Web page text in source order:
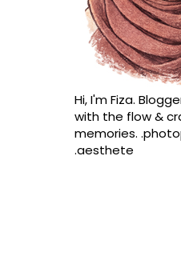
Hi, I'm Fiza.
with the flow &
memories.
.aesthete